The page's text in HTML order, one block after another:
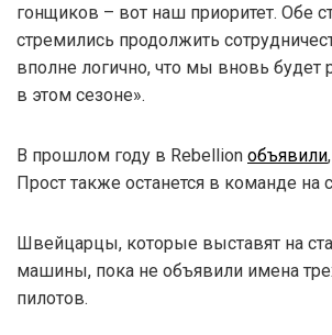
гонщиков – вот наш приоритет. Обе
стремились продолжить
вполне логично, что мы вновь будет
в этом сезоне».
В прошлом году в Rebellion объявили
Прост также останется в команде на
Швейцарцы, которые выставят на
машины, пока не объявили имена
пилотов.